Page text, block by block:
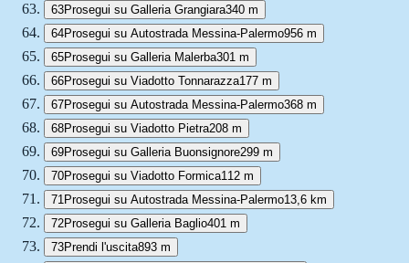
63Prosegui su Galleria Grangiara340 m
64Prosegui su Autostrada Messina-Palermo956 m
65Prosegui su Galleria Malerba301 m
66Prosegui su Viadotto Tonnarazza177 m
67Prosegui su Autostrada Messina-Palermo368 m
68Prosegui su Viadotto Pietra208 m
69Prosegui su Galleria Buonsignore299 m
70Prosegui su Viadotto Formica112 m
71 Prosegui su Autostrada Messina-Palermo13,6 km
72Prosegui su Galleria Baglio401 m
73Prendi l'uscita893 m